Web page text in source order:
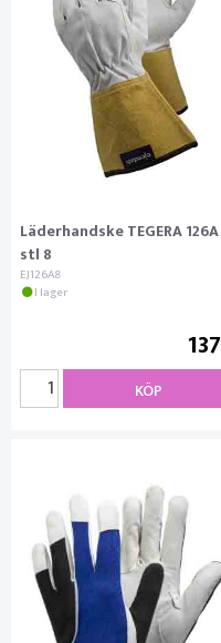
Läderhandske TEGERA 126A
stl 8
EJ126A8
I lager
137
KÖP